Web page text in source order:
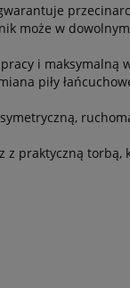
może w
i maksymalną
piły
praktyczną